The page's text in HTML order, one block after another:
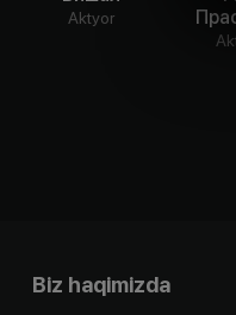
Aktyor
Biz haqimizda